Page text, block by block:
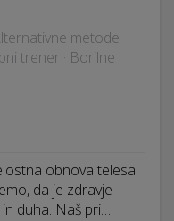
metode
trener · Borilne
obnova telesa
da je zdravje
duha. Naš pri…